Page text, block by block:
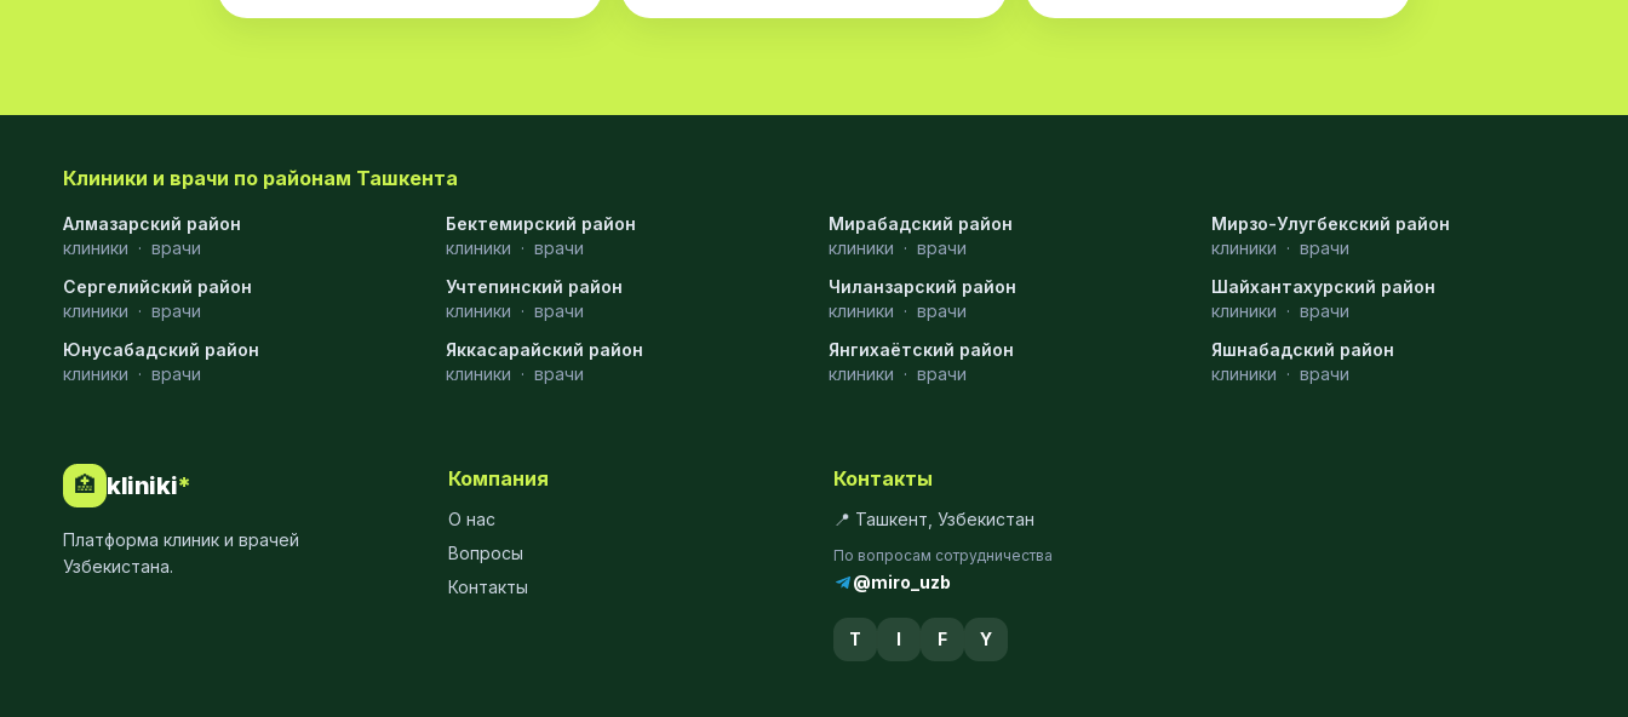
Клиники и врачи по районам Ташкента
Алмазарский район
клиники · врачи
Бектемирский район
клиники · врачи
Мирабадский район
клиники · врачи
Мирзо-Улугбекский район
клиники · врачи
Сергелийский район
клиники · врачи
Учтепинский район
клиники · врачи
Чиланзарский район
клиники · врачи
Шайхантахурский район
клиники · врачи
Юнусабадский район
клиники · врачи
Яккасарайский район
клиники · врачи
Янгихаётский район
клиники · врачи
Яшнабадский район
клиники · врачи
🏥 kliniki*
Платформа клиник и врачей
Узбекистана.
Компания
О нас
Вопросы
Контакты
Контакты
📍 Ташкент, Узбекистан
По вопросам сотрудничества
@miro_uzb
T I F Y